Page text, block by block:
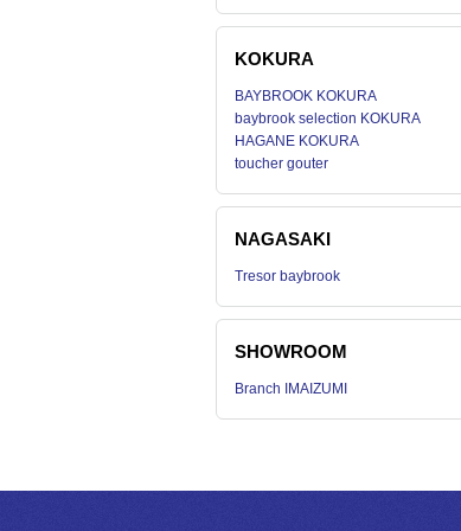
KOKURA
BAYBROOK KOKURA
baybrook selection KOKURA
HAGANE KOKURA
toucher gouter
NAGASAKI
Tresor baybrook
SHOWROOM
Branch IMAIZUMI